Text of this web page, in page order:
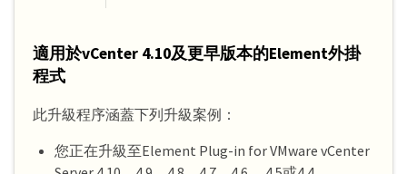
適用於vCenter 4.10及更早版本的Element外掛
程式
此升級程序涵蓋下列升級案例：
您正在升級至Element Plug-in for VMware vCenter